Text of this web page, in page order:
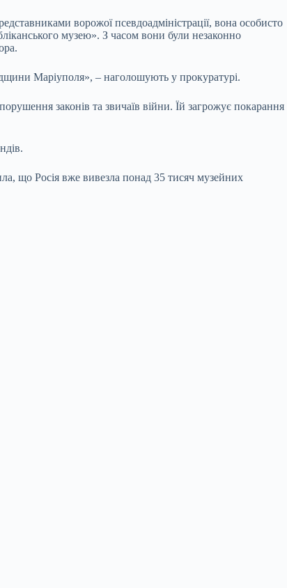
ворожої псевдоадміністрації, вона особисто
музею». З часом вони були незаконно
Маріуполя», – наголошують у прокуратурі.
законів та звичаїв війни. Їй загрожує покарання
що Росія вже вивезла понад 35 тисяч музейних